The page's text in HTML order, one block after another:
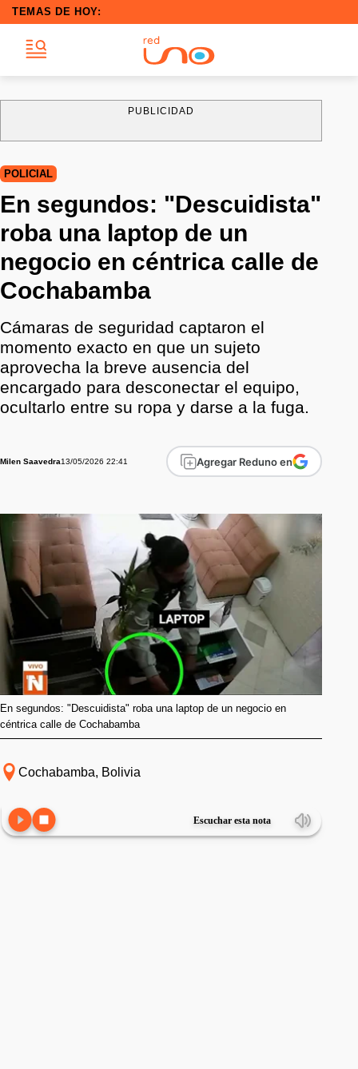
TEMAS DE HOY:
PUBLICIDAD
POLICIAL
En segundos: "Descuidista"
roba una laptop de un
negocio en céntrica calle de
Cochabamba
Cámaras de seguridad captaron el
momento exacto en que un sujeto
aprovecha la breve ausencia del
encargado para desconectar el equipo,
ocultarlo entre su ropa y darse a la fuga.
Milen Saavedra13/05/2026 22:41 Agregar Reduno en
En segundos: "Descuidista" roba una laptop de un negocio en
céntrica calle de Cochabamba
Cochabamba, Bolivia
Escuchar esta nota